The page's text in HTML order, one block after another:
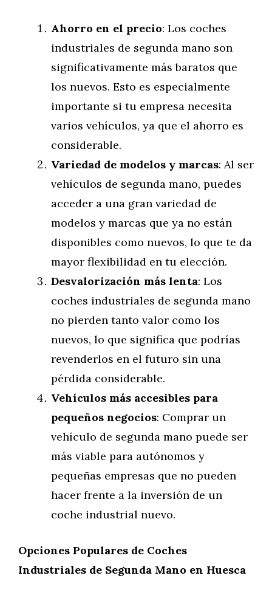
Ahorro en el precio: Los coches
industriales de segunda mano son
significativamente más baratos que
los nuevos. Esto es especialmente
importante si tu empresa necesita
varios vehículos, ya que el ahorro es
considerable.
Variedad de modelos y marcas: Al ser
vehículos de segunda mano, puedes
acceder a una gran variedad de
modelos y marcas que ya no están
disponibles como nuevos, lo que te da
mayor flexibilidad en tu elección.
Desvalorización más lenta: Los
coches industriales de segunda mano
no pierden tanto valor como los
nuevos, lo que significa que podrías
revenderlos en el futuro sin una
pérdida considerable.
Vehículos más accesibles para
pequeños negocios: Comprar un
vehículo de segunda mano puede ser
más viable para autónomos y
pequeñas empresas que no pueden
hacer frente a la inversión de un
coche industrial nuevo.
Opciones Populares de Coches
Industriales de Segunda Mano en Huesca